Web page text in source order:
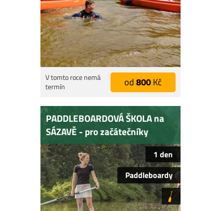
V tomto roce nemá
termín
od800Kč
PADDLEBOARDOVÁ ŠKOLA na
SÁZAVĚ - pro začátečníky
1 den
Paddleboardy